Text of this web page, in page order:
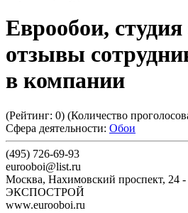
Еврообои, студия
отзывы
в компании
(Рейтинг: 0) (Количество
Сфера деятельности: Обои
(495) 726-69-93
eurooboi@list.ru
Москва, Нахимовский проспект, 24
ЭКСПОСТРОЙ
www.eurooboi.ru